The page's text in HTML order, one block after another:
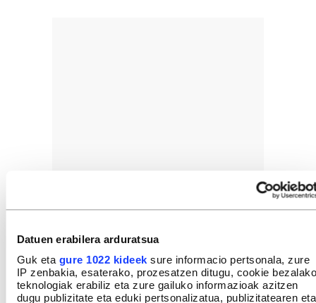
Datuen erabilera arduratsua
Guk eta gure 1022 kideek sure informacio pertsonala, zure
IP zenbakia, esaterako, prozesatzen ditugu, cookie bezalako
teknologiak erabiliz eta zure gailuko informazioak azitzen
dugu publizitate eta eduki pertsonalizatua, publizitatearen eta